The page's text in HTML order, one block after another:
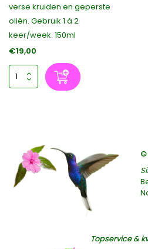
verse kruiden en geperste
oliën. Gebruik 1 á 2
keer/week. 150ml
€19,00
©
Topservice &